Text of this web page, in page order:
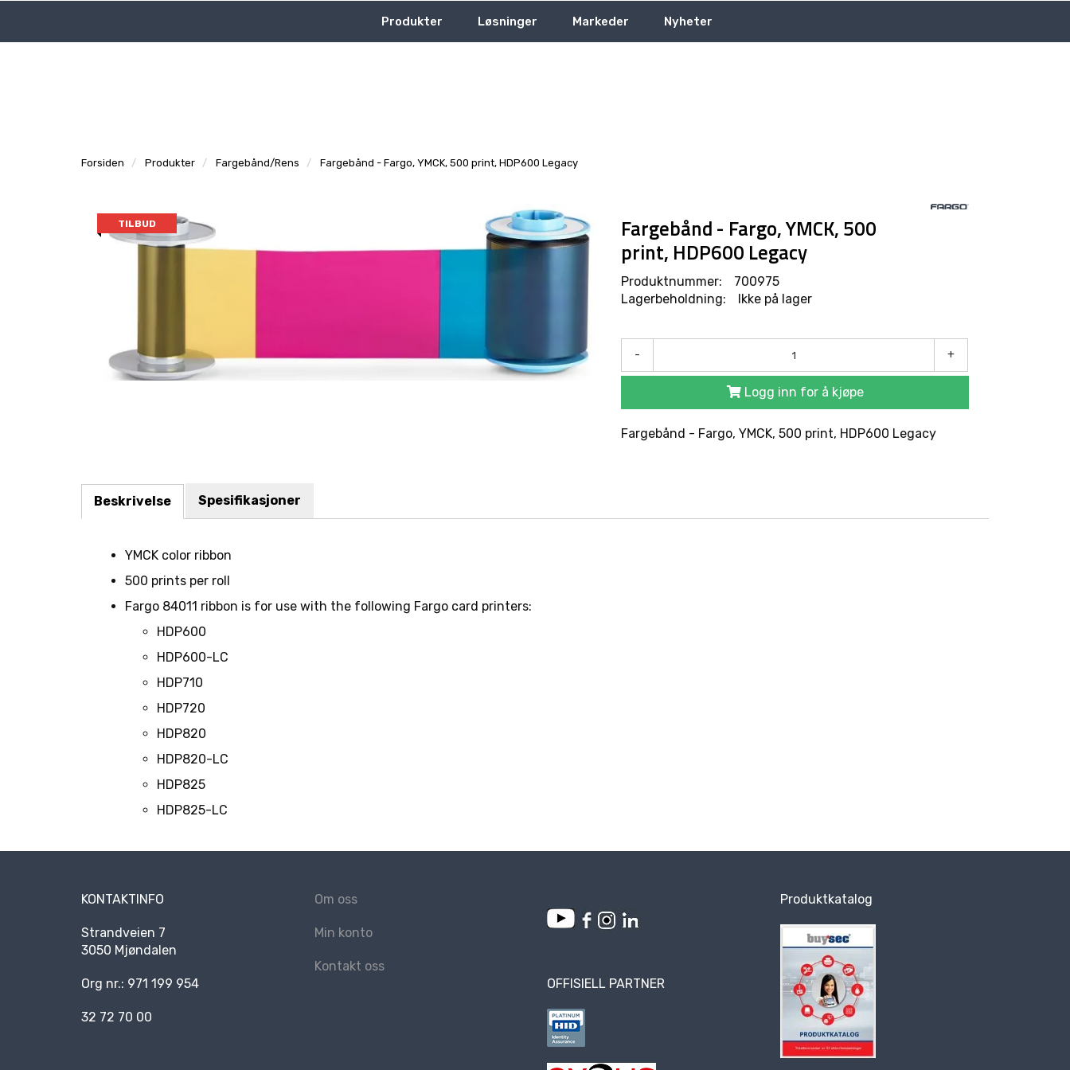
Produkter Løsninger Markeder Nyheter
Forsiden Produkter Fargebånd/Rens Fargebånd - Fargo, YMCK, 500 print, HDP600 Legacy
TILBUD Fargebånd - Fargo, YMCK, 500
print, HDP600 Legacy
Produktnummer:
700975
Lagerbeholdning:
Ikke på lager
- +
Logg inn for å kjøpe
Fargebånd - Fargo, YMCK, 500 print, HDP600 Legacy
Beskrivelse Spesifikasjoner
YMCK color ribbon
500 prints per roll
Fargo 84011 ribbon is for use with the following Fargo card printers:
HDP600
HDP600-LC
HDP710
HDP720
HDP820
HDP820-LC
HDP825
HDP825-LC
KONTAKTINFO
Strandveien 7
3050 Mjøndalen
Org nr.: 971 199 954
32 72 70 00
Om oss
Min konto
Kontakt oss
OFFISIELL PARTNER
Produktkatalog